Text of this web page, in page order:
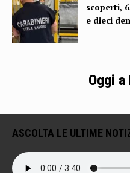
scoperti,
e dieci
Oggi a
ASCOLTA LE ULTIME